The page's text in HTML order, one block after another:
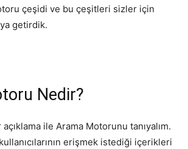
ASO,
çeşidi ve bu çeşitleri sizler için
getirdik.
Nedir?
ile Arama Motorunu tanıyalım.
erişmek istediği içerikleri